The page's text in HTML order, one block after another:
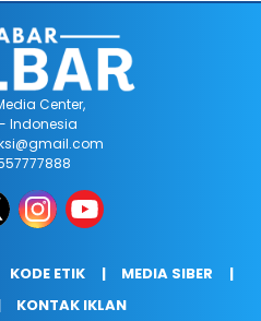
Center,
Indonesia
KODE ETIK
MEDIA SIBER
KONTAK IKLAN